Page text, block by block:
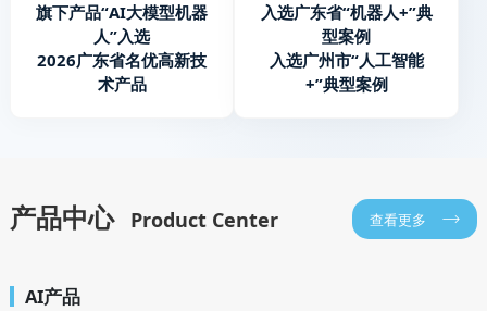
旗下产品“AI大模型机器
人”入选
2026广东省名优高新技
术产品
入选广东省“机器人+”典
型案例
入选广州市“人工智能
+”典型案例
产品中心 Product Center 查看更多
AI产品